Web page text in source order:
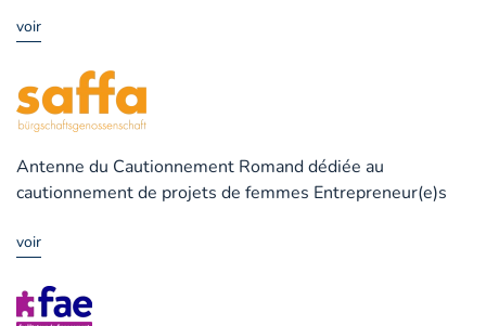
voir
Antenne du Cautionnement Romand dédiée au
cautionnement de projets de femmes Entrepreneur(e)s
voir